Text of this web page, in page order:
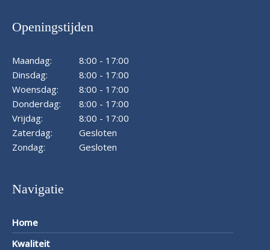
Openingstijden
Maandag:
8:00 - 17:00
Dinsdag:
8:00 - 17:00
Woensdag:
8:00 - 17:00
Donderdag:
8:00 - 17:00
Vrijdag:
8:00 - 17:00
Zaterdag:
Gesloten
Zondag:
Gesloten
Navigatie
Home
Kwaliteit